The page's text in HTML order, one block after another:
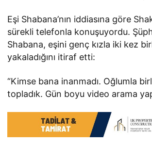
Eşi Shabana’nın iddiasına göre
sürekli telefonla konuşuyordu.
Shabana, eşini genç kızla iki kez
yakaladığını itiraf etti:
“Kimse bana inanmadı. Oğlumla
topladık. Gün boyu video arama